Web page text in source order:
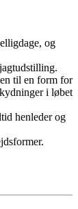
og
til en form for
i løbet
henleder og